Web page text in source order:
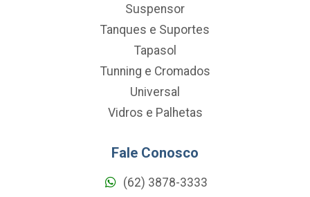
Suspensor
Tanques e Suportes
Tapasol
Tunning e Cromados
Universal
Vidros e Palhetas
Fale Conosco
(62) 3878-3333